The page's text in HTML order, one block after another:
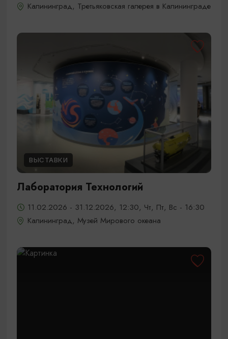
Калининград, Третьяковская галерея в Калининграде
ВЫСТАВКИ
Лаборатория Технологий
11.02.2026 - 31.12.2026, 12:30, Чт, Пт, Вс - 16:30
Калининград, Музей Мирового океана